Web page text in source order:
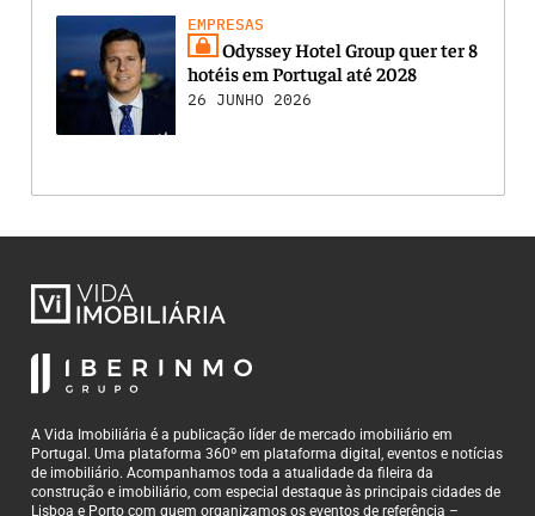
EMPRESAS
Odyssey Hotel Group quer ter 8
hotéis em Portugal até 2028
26 JUNHO 2026
A Vida Imobiliária é a publicação líder de mercado imobiliário em
Portugal. Uma plataforma 360º em plataforma digital, eventos e notícias
de imobiliário. Acompanhamos toda a atualidade da fileira da
construção e imobiliário, com especial destaque às principais cidades de
Lisboa e Porto com quem organizamos os eventos de referência –